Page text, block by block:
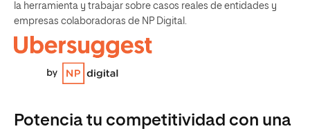
la herramienta y trabajar sobre casos reales de entidades y
empresas colaboradoras de NP Digital.
Potencia tu competitividad con una